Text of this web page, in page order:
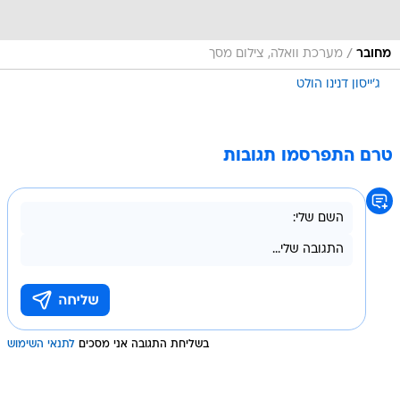
מחובר / מערכת וואלה, צילום מסך
ג'ייסון דנינו הולט
טרם התפרסמו תגובות
בשליחת התגובה אני מסכים לתנאי השימוש